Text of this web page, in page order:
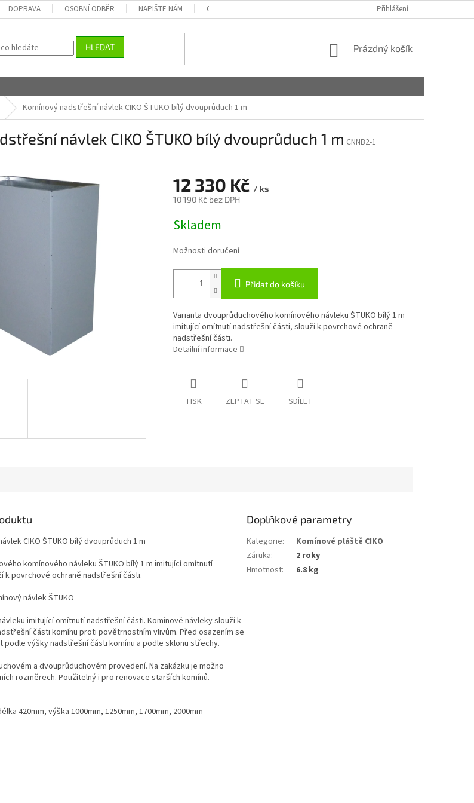
DOPRAVA OSOBNÍ ODBĚR NAPIŠTE NÁM OBCHODNÍ PODMÍNKY PODMÍNKY OCHRANY OSOBNÍCH ÚDAJŮ
Přihlášení
HLEDAT
NÁKUPNÍ
Prázdný košík
Komínový nadstřešní návlek CIKO ŠTUKO bílý dvouprůduch 1 m
návlek CIKO ŠTUKO bílý dvouprůduch 1 m CNNB2-1
12 330 Kč / ks
10 190 Kč bez DPH
cena:
Skladem
Možnosti doručení
Přidat do košíku
Varianta dvouprůduchového komínového návleku ŠTUKO bílý 1 m
imitující omítnutí nadstřešní části, slouží k povrchové ochraně
nadstřešní části.
Detailní informace
TISK ZEPTAT SE SDÍLET
CIKO ŠTUKO bílý dvouprůduch 1 m
komínového návleku ŠTUKO bílý 1 m imitující omítnutí
k povrchové ochraně nadstřešní části.
návlek ŠTUKO
imitující omítnutí nadstřešní části. Komínové návleky slouží k
části komínu proti povětrnostním vlivům. Před osazením se
podle výšky nadstřešní části komínu a podle sklonu střechy.
a dvouprůduchovém provedení. Na zakázku je možno
rozměrech. Použitelný i pro renovace starších komínů.
420mm, výška 1000mm, 1250mm, 1700mm, 2000mm
Doplňkové parametry
Kategorie:
Komínové pláště CIKO
Záruka:
2 roky
Hmotnost: 6.8 kg